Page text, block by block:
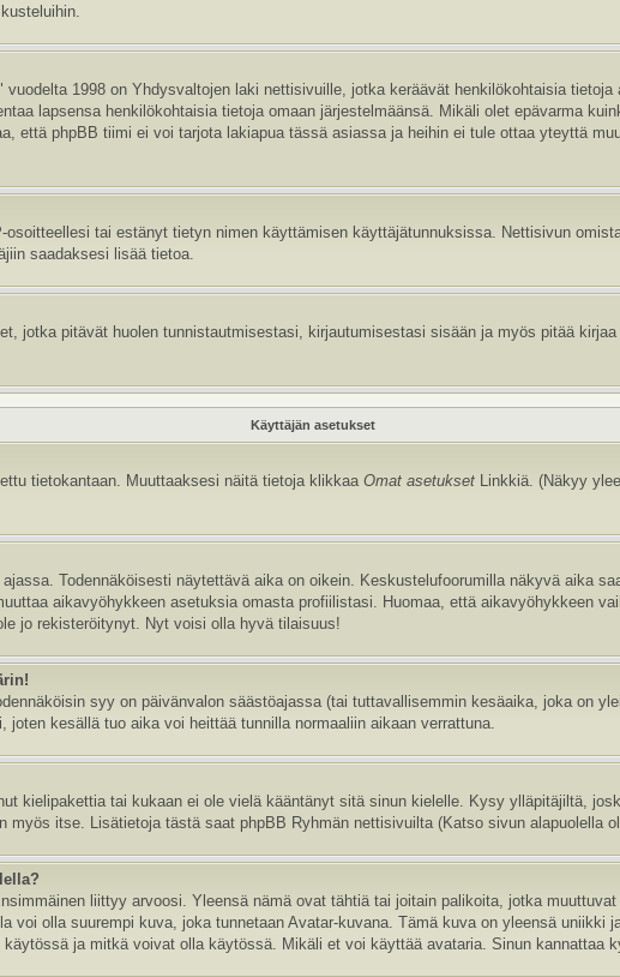
1998 on Yhdysvaltojen laki nettisivuille, jotka keräävät henkilökohtaisia
lapsensa henkilökohtaisia tietoja omaan järjestelmäänsä. Mikäli olet epävarma
että phpBB tiimi ei voi tarjota lakiapua tässä asiassa ja heihin ei tule ottaa yteyttä
tai estänyt tietyn nimen käyttämisen käyttäjätunnuksissa. Nettisivun
saadaksesi lisää tietoa.
jotka pitävät huolen tunnistautmisestasi, kirjautumisestasi sisään ja myös pitää
Käyttäjän asetukset
tietokantaan. Muuttaaksesi näitä tietoja klikkaaOmat asetukset Linkkiä. (Näkyy
Todennäköisesti näytettävä aika on oikein. Keskustelufoorumilla näkyvä aika
aikavyöhykkeen asetuksia omasta profiilistasi. Huomaa, että aikavyöhykkeen
jo rekisteröitynyt. Nyt voisi olla hyvä tilaisuus!
syy on päivänvalon säästöajassa (tai tuttavallisemmin kesäaika, joka on
kesällä tuo aika voi heittää tunnilla normaaliin aikaan verrattuna.
kielipakettia tai kukaan ei ole vielä kääntänyt sitä sinun kielelle. Kysy ylläpitäjiltä,
myös itse. Lisätietoja tästä saat phpBB Ryhmän nettisivuilta (Katso sivun alapuolella
liittyy arvoosi. Yleensä nämä ovat tähtiä tai joitain palikoita, jotka
voi olla suurempi kuva, joka tunnetaan Avatar-kuvana. Tämä kuva on yleensä uniikki
ja mitkä voivat olla käytössä. Mikäli et voi käyttää avataria. Sinun kannattaa